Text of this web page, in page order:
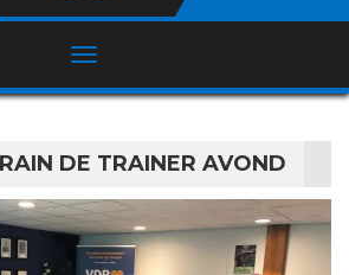
DE TRAINER AVOND